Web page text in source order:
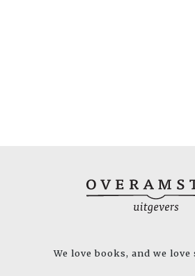
We love books, and we